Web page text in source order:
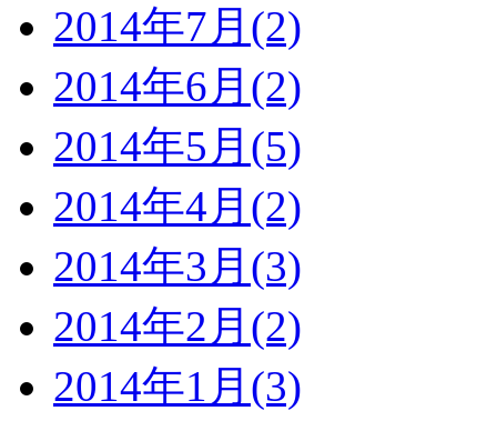
2014年7月(2)
2014年6月(2)
2014年5月(5)
2014年4月(2)
2014年3月(3)
2014年2月(2)
2014年1月(3)